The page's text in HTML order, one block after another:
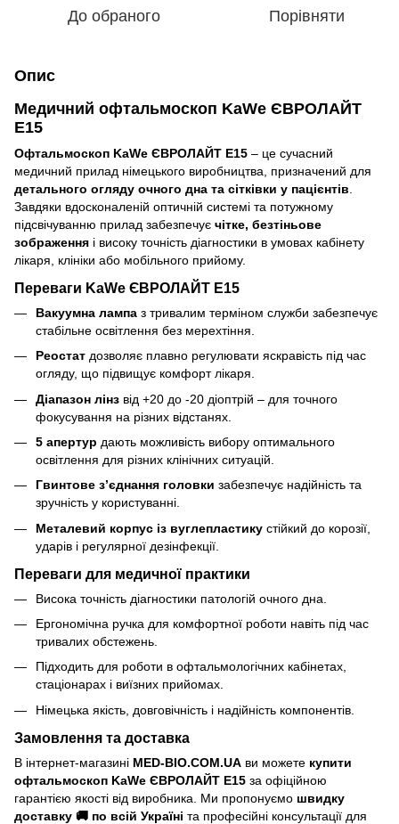
До обраного Порівняти
Опис
Медичний офтальмоскоп KaWe ЄВРОЛАЙТ
E15
Офтальмоскоп KaWe ЄВРОЛАЙТ E15 – це сучасний
медичний прилад німецького виробництва, призначений для
детального огляду очного дна та сітківки у пацієнтів
Завдяки вдосконаленій оптичній системі та потужному
підсвічуванню прилад забезпечує чітке, безтіньове
зображення і високу точність діагностики в умовах кабінету
лікаря, клініки або мобільного прийому.
Переваги KaWe ЄВРОЛАЙТ E15
Вакуумна лампа з тривалим терміном служби забезпечує
стабільне освітлення без мерехтіння.
Реостат дозволяє плавно регулювати яскравість під час
огляду, що підвищує комфорт лікаря.
Діапазон лінз від +20 до -20 діоптрій – для точного
фокусування на різних відстанях.
5 апертур дають можливість вибору оптимального
освітлення для різних клінічних ситуацій.
Гвинтове з’єднання головки забезпечує надійність та
зручність у користуванні.
Металевий корпус із вуглепластику стійкий до корозії,
ударів і регулярної дезінфекції.
Переваги для медичної практики
Висока точність діагностики патологій очного дна.
Ергономічна ручка для комфортної роботи навіть під час
тривалих обстежень.
Підходить для роботи в офтальмологічних кабінетах,
стаціонарах і виїзних прийомах.
Німецька якість, довговічність і надійність компонентів.
Замовлення та доставка
В інтернет-магазині MED-BIO.COM.UA ви можете купити
офтальмоскоп KaWe ЄВРОЛАЙТ E15 за офіційною
гарантією якості від виробника. Ми пропонуємо швидку
доставку 🚚 по всій Україні та професійні консультації для